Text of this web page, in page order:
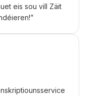
eis sou vill Zäit